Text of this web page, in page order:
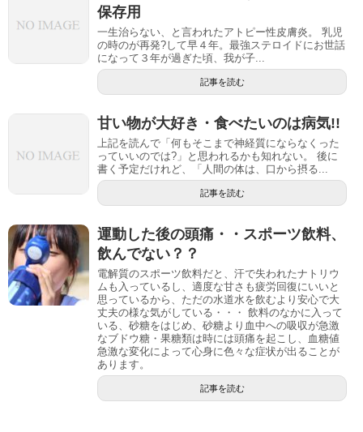
保存用
一生治らない、と言われたアトピー性皮膚炎。 乳児
の時のが再発?して早４年。最強ステロイドにお世話
になって３年が過ぎた頃、我が子...
記事を読む
甘い物が大好き・食べたいのは病気!!
上記を読んで「何もそこまで神経質にならなくった
っていいのでは?」と思われるかも知れない。 後に
書く予定だけれど、「人間の体は、口から摂る...
記事を読む
運動した後の頭痛・・スポーツ飲料、
飲んでない？？
電解質のスポーツ飲料だと、汗で失われたナトリウ
ムも入っているし、適度な甘さも疲労回復にいいと
思っているから、ただの水道水を飲むより安心で大
丈夫の様な気がしている・・・ 飲料のなかに入って
いる、砂糖をはじめ、砂糖より血中への吸収が急激
なブドウ糖・果糖類は時には頭痛を起こし、血糖値
急激な変化によって心身に色々な症状が出ることが
あります。
記事を読む